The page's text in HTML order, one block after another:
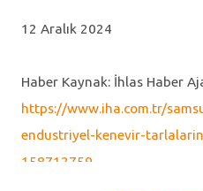
12 Aralık 2024
Haber Kaynak: İhlas Haber
https://www.iha.com.tr/
endustriyel-kenevir-
158712759